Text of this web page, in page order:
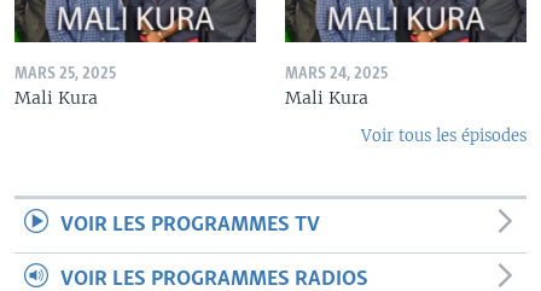
MARS 25, 2025
Mali Kura
MARS 24, 2025
Mali Kura
Voir tous les épisodes
VOIR LES PROGRAMMES TV
VOIR LES PROGRAMMES RADIOS